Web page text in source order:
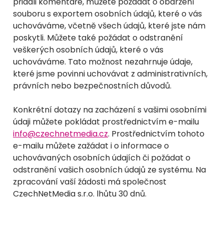
souboru s exportem osobních údajů, které o vás
uchováváme, včetně všech údajů, které jste nám
poskytli. Můžete také požádat o odstranění
veškerých osobních údajů, které o vás
uchováváme. Tato možnost nezahrnuje údaje,
které jsme povinni uchovávat z administrativních,
právních nebo bezpečnostních důvodů.
Konkrétní dotazy na zacházení s vašimi osobními
údaji můžete pokládat prostřednictvím e-mailu
info@czechnetmedia.cz. Prostřednictvím tohoto
e-mailu můžete zažádat i o informace o
uchovávaných osobních údajích či požádat o
odstranění vašich osobních údajů ze systému. Na
zpracování vaší žádosti má společnost
CzechNetMedia s.r.o. lhůtu 30 dnů.